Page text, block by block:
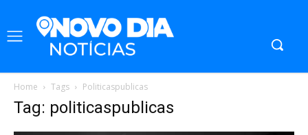
Home Tags Politicaspublicas
Tag: politicaspublicas